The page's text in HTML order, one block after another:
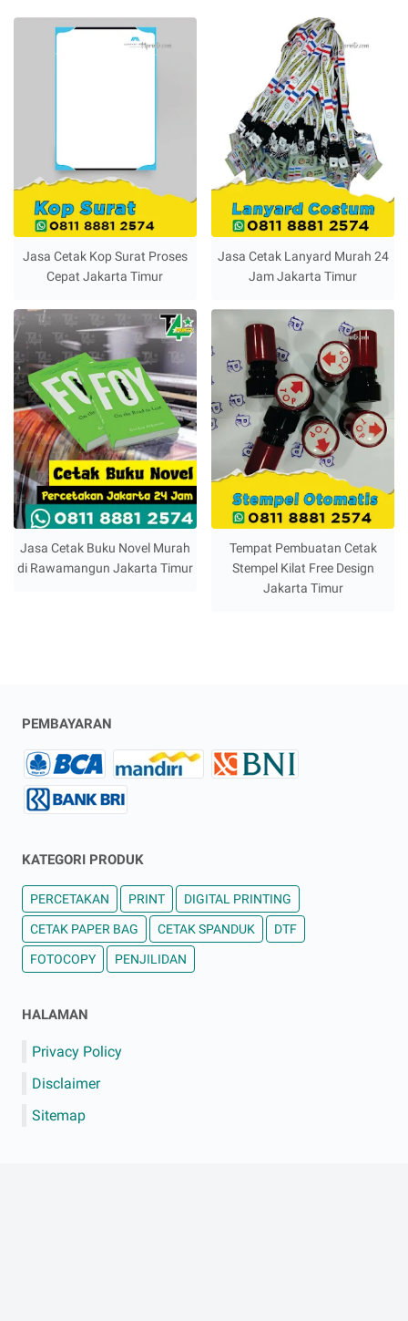
Jasa Cetak Kop Surat Proses
Cepat Jakarta Timur
Jasa Cetak Lanyard Murah 24
Jam Jakarta Timur
Jasa Cetak Buku Novel Murah
di Rawamangun Jakarta Timur
Tempat Pembuatan Cetak
Stempel Kilat Free Design
Jakarta Timur
PEMBAYARAN
KATEGORI PRODUK
PERCETAKAN PRINT DIGITAL PRINTING
CETAK PAPER BAG CETAK SPANDUK DTF
FOTOCOPY PENJILIDAN
HALAMAN
Privacy Policy
Disclaimer
Sitemap